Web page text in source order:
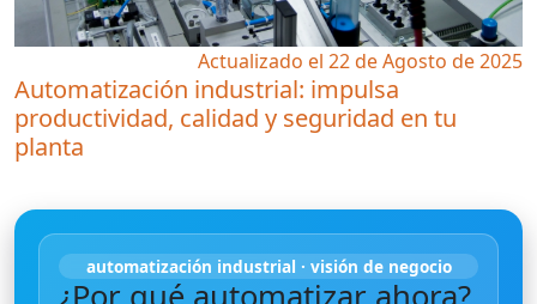
Actualizado el 22 de Agosto de 2025
Automatización industrial: impulsa
productividad, calidad y seguridad en tu
planta
automatización industrial · visión de negocio